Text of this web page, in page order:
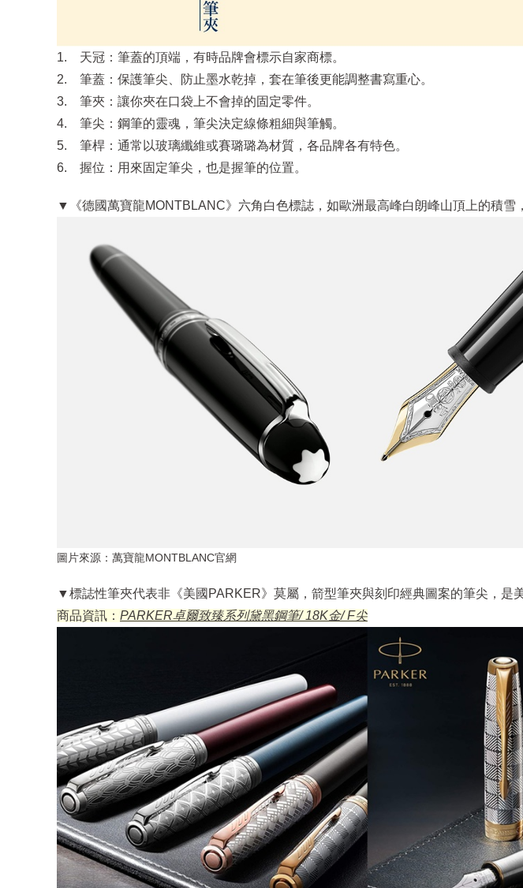
1. 天冠：筆蓋的頂端，有時品牌會標示自家商標。
2. 筆蓋：保護筆尖、防止墨水乾掉，套在筆後更能調整書寫重心。
3. 筆夾：讓你夾在口袋上不會掉的固定零件。
4. 筆尖：鋼筆的靈魂，筆尖決定線條粗細與筆觸。
5. 筆桿：通常以玻璃纖維或賽璐璐為材質，各品牌各有特色。
6. 握位：用來固定筆尖，也是握筆的位置。
▼《德國萬寶龍MONTBLANC》六角白色標誌，如歐洲最高峰白朗峰山頂上的積雪
圖片來源：萬寶龍MONTBLANC官網
▼標誌性筆夾代表非《美國PARKER》莫屬，箭型筆夾與刻印經典圖案的筆尖，是
商品資訊： PARKER卓爾致臻系列黛黑鋼筆/ 18K金/ F尖